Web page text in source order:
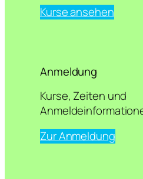
Kurse ansehen
Anmeldung
Kurse, Zeiten und
Zur Anmeldung